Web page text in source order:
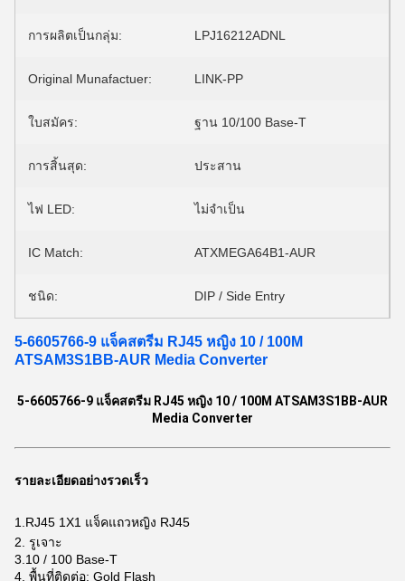
การผลิตเป็นกลุ่ม: LPJ16212ADNL
Original Munafactuer: LINK-PP
ใบสมัคร: ฐาน 10/100 Base-T
การสิ้นสุด: ประสาน
ไฟ LED: ไม่จำเป็น
IC Match: ATXMEGA64B1-AUR
ชนิด: DIP / Side Entry
5-6605766-9 แจ็คสตรีม RJ45 หญิง 10 / 100M
ATSAM3S1BB-AUR Media Converter
5-6605766-9 แจ็คสตรีม RJ45 หญิง 10 / 100M ATSAM3S1BB-AUR
Media Converter
รายละเอียดอย่างรวดเร็ว
1.RJ45 1X1 แจ็คแถวหญิง RJ45
2. รูเจาะ
3.10 / 100 Base-T
4. พื้นที่ติดต่อ: Gold Flash